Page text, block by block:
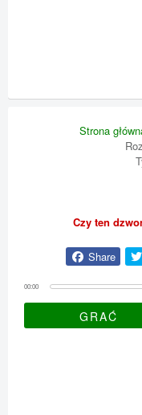
Strona
Czy ten
Share
00:00
GRAĆ